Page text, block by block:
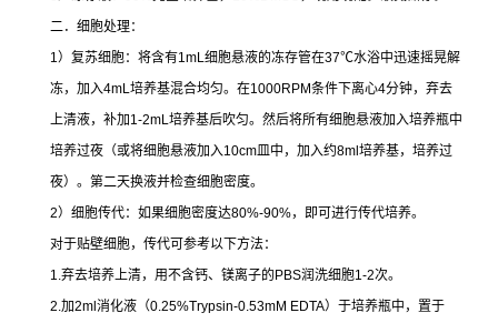
二．细胞处理：
1 ）复苏细胞：将含有1mL 细胞悬液的冻存管在37℃水浴中迅速摇晃解
冻，加入4mL 培养基混合均匀。在1000RPM条件下离心4分钟，弃去
上清液，补加1-2mL 培养基后吹匀。然后将所有细胞悬液加入培养瓶中
培养过夜（或将细胞悬液加入10cm皿中，加入约8ml培养基，培养过
夜）。第二天换液并检查细胞密度。
2）细胞传代：如果细胞密度达80%-90%，即可进行传代培养。
对于贴壁细胞，传代可参考以下方法：
1. 弃去培养上清，用不含钙、镁离子的PBS润洗细胞1-2次。
2. 加2ml消化液（0.25%Trypsin-0.53mM EDTA）于培养瓶中，置于